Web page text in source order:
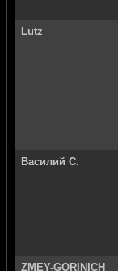
Lutz
Василий С.
ZMEY-GORINICH